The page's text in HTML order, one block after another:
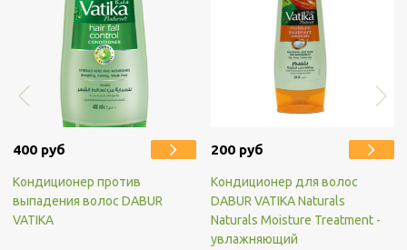
400 руб
Кондиционер против
выпадения волос DABUR
VATIKA
200 руб
Кондиционер для волос
DABUR VATIKA Naturals
Naturals Moisture Treatment -
увлажняющий